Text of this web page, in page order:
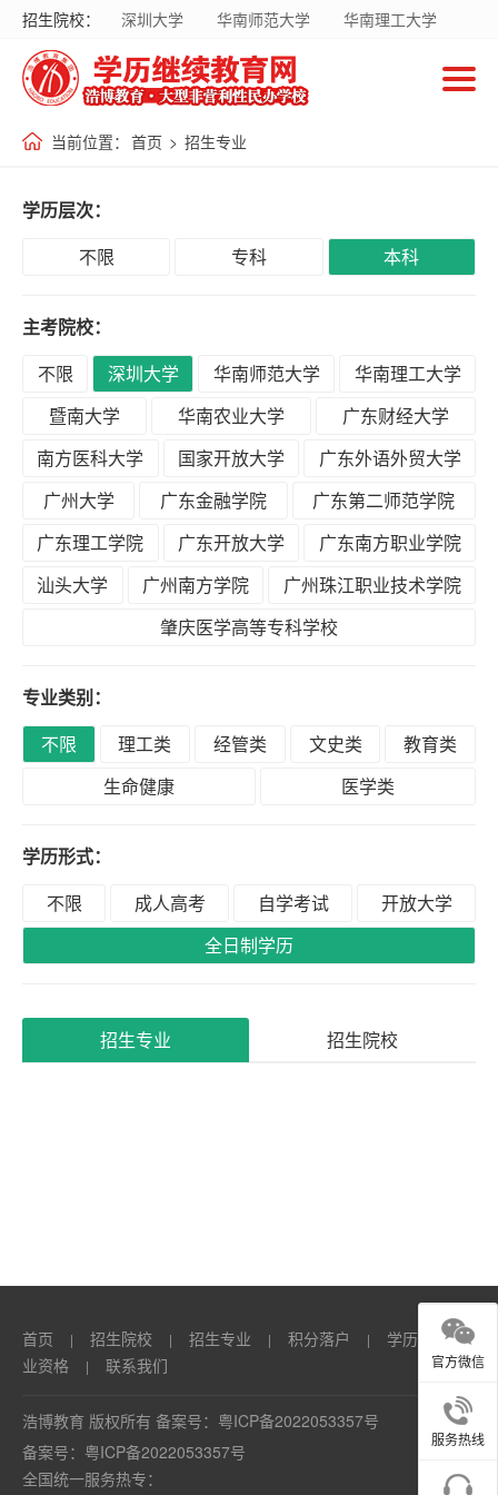
招生院校： 深圳大学 华南师范大学
华南理工大学
暨南大学
华南农业大学
广东财经大学
南方医科大学
国家开放大学
当前位置： 首页 > 招生专业
学历层次：
不限
专科 本科
主考院校：
不限
深圳大学 华南师范大学
华南理工大学
暨南大学
华南农业大学
广东财经大学
南方医科大学
国家开放大学
广东外语外贸大学
广州大学
广东金融学院
广东第二师范学院
广东理工学院
广东开放大学
广东南方职业学院
汕头大学
广州南方学院
广州珠江职业技术学院
肇庆医学高等专科学校
专业类别：
不限
理工类 经管类 文史类
教育类
生命健康
医学类
学历形式：
不限
成人高考 自学考试
开放大学
全日制学历
招生专业 招生院校
首页 | 招生院校 | 招生专业 | 积分落户 | 学历
职
业资格
| 联系我们
浩博教育 版权所有 备案号： 粤ICP备2022053357号
备案号： 粤ICP备2022053357号
全国统一服务热专：
官方微信
服务热线